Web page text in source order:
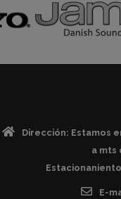
Dirección: Estamos
a mts
E-